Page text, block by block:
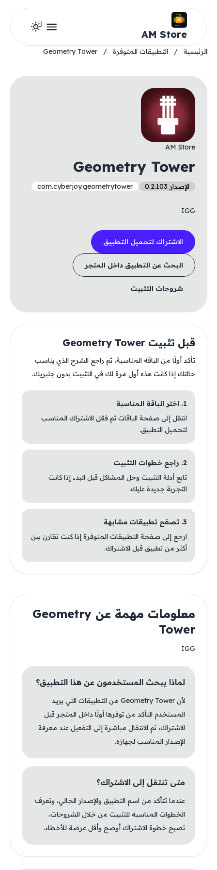
AM Store
الرئيسية / التطبيقات المتوفرة /
Geometry Tower
AM Store
Geometry Tower
الإصدار 0.2.103 com.cyberjoy.geometrytower
IGG
الاشتراك لتحميل التطبيق
البحث عن التطبيق داخل المتجر
شروحات التثبيت
قبل تثبيت Geometry Tower
تأكد أولًا من الباقة المناسبة، ثم راجع الشرح الذي يناسب
حالتك إذا كانت هذه أول مرة لك في التثبيت بدون جلبريك.
1. اختر الباقة المناسبة
انتقل إلى صفحة الباقات ثم فعّل الاشتراك المناسب
لتحميل التطبيق.
2. راجع خطوات التثبيت
تابع أدلة التثبيت وحل المشاكل قبل البدء إذا كانت
التجربة جديدة عليك.
3. تصفح تطبيقات مشابهة
ارجع إلى صفحة التطبيقات المتوفرة إذا كنت تقارن بين
أكثر من تطبيق قبل الاشتراك.
معلومات مهمة عن Geometry
Tower
IGG
لماذا يبحث المستخدمون عن هذا التطبيق؟
لأن Geometry Tower من التطبيقات التي يريد
المستخدم التأكد من توفرها أولًا داخل المتجر قبل
الاشتراك، ثم الانتقال مباشرة إلى التفعيل عند معرفة
الإصدار المناسب لجهازه.
متى تنتقل إلى الاشتراك؟
عندما تتأكد من اسم التطبيق والإصدار الحالي، وتعرف
الخطوات المناسبة للتثبيت من خلال الشروحات،
تصبح خطوة الاشتراك أوضح وأقل عرضة للأخطاء.